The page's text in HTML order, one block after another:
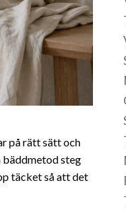
på rätt sätt och
bäddmetod steg
täcket så att det